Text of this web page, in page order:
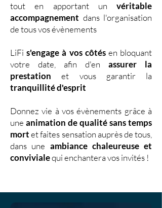
tout en apportant un véritable
accompagnement dans l'organisation
de tous vos évènements
LiFis'engage à vos côtésen bloquant
votre date, afin d'en assurer la
prestationet vous garantir la
tranquillité d'esprit
Donnez vie à vos évènements grâce à
une animation de qualité sans temps
mortet faites sensation auprès de tous,
dans une ambiance chaleureuse et
convivialequi enchantera vos invités !